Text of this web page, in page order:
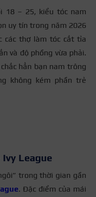
18 – 25, kiểu tóc nam
uy tín trong năm 2026
các thợ làm tóc cắt tỉa
và độ phồng vừa phải.
hẳn bạn nam trông
không kém phần trẻ
League
trong thời gian gần
. Đặc điểm của mái